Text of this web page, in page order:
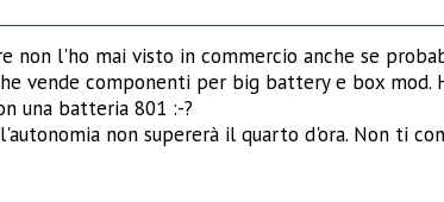
non l'ho mai visto in commercio anche se
vende componenti per big battery e box mod.
una batteria 801 :-?
non supererà il quarto d'ora. Non ti